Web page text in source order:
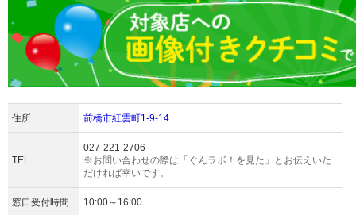
住所 前橋市紅雲町1-9-14
TEL
027-221-2706
※お問い合わせの際は「ぐんラボ！を見た」とお伝えいた
だければ幸いです。
窓口受付時間 10:00～16:00